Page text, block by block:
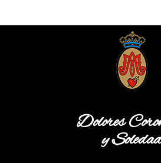
Dolores
y